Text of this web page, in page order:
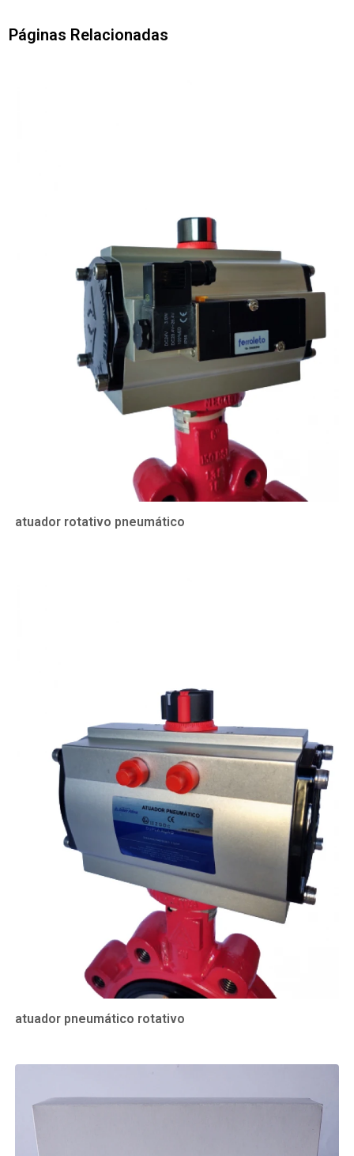
Páginas Relacionadas
atuador rotativo pneumático
atuador pneumático rotativo